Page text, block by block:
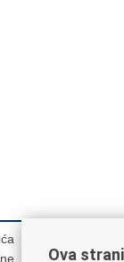
Ova